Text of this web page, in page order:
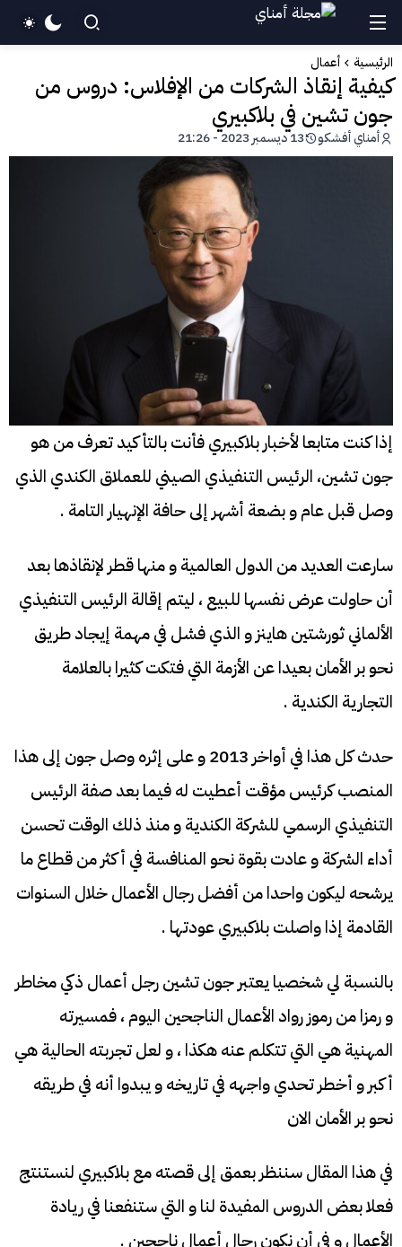
الرئيسية أعمال
كيفية إنقاذ الشركات من الإفلاس: دروس من
جون تشين في بلاكبيري
أمناي أفشكو 13 ديسمبر 2023 - 21:26
إذا كنت متابعا لأخبار بلاكبيري فأنت بالتأكيد تعرف من هو
جون تشين، الرئيس التنفيذي الصيني للعملاق الكندي الذي
وصل قبل عام و بضعة أشهر إلى حافة الإنهيار التامة .
سارعت العديد من الدول العالمية و منها قطر لإنقاذها بعد
أن حاولت عرض نفسها للبيع ، ليتم إقالة الرئيس التنفيذي
الألماني ثورشتين هاينز و الذي فشل في مهمة إيجاد طريق
نحو بر الأمان بعيدا عن الأزمة التي فتكت كثيرا بالعلامة
التجارية الكندية .
حدث كل هذا في أواخر 2013 و على إثره وصل جون إلى هذا
المنصب كرئيس مؤقت أعطيت له فيما بعد صفة الرئيس
التنفيذي الرسمي للشركة الكندية و منذ ذلك الوقت تحسن
أداء الشركة و عادت بقوة نحو المنافسة في أكثر من قطاع ما
يرشحه ليكون واحدا من أفضل رجال الأعمال خلال السنوات
القادمة إذا واصلت بلاكبيري عودتها .
بالنسبة لي شخصيا يعتبر جون تشين رجل أعمال ذكي مخاطر
و رمزا من رموز رواد الأعمال الناجحين اليوم ، فمسيرته
المهنية هي التي تتكلم عنه هكذا ، و لعل تجربته الحالية هي
أكبر و أخطر تحدي واجهه في تاريخه و يبدوا أنه في طريقه
نحو بر الأمان الان
في هذا المقال سننظر بعمق إلى قصته مع بلاكبيري لنستنتج
فعلا بعض الدروس المفيدة لنا و التي ستنفعنا في ريادة
الأعمال و في أن نكون رجال أعمال ناجحين .